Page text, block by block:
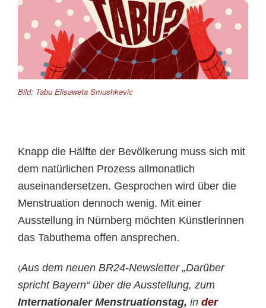
Bild: Tabu Elisaweta Smushkevic
Knapp die Hälfte der Bevölkerung muss sich mit
dem natürlichen Prozess allmonatlich
auseinandersetzen. Gesprochen wird über die
Menstruation dennoch wenig. Mit einer
Ausstellung in Nürnberg möchten Künstlerinnen
das Tabuthema offen ansprechen.
(Aus dem neuen BR24-Newsletter „Darüber
spricht Bayern“ über die Ausstellung, zum
Internationaler Menstruationstag, in der